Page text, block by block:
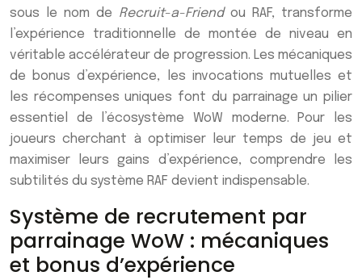
sous le nom de Recruit-a-Friendou RAF, transforme
l’expérience traditionnelle de montée de niveau en
véritable accélérateur de progression. Les mécaniques
de bonus d’expérience, les invocations mutuelles et
les récompenses uniques font du parrainage un pilier
essentiel de l’écosystème WoW moderne. Pour les
joueurs cherchant à optimiser leur temps de jeu et
maximiser leurs gains d’expérience, comprendre les
subtilités du système RAF devient indispensable.
Système de recrutement par
parrainage WoW : mécaniques
et bonus d’expérience